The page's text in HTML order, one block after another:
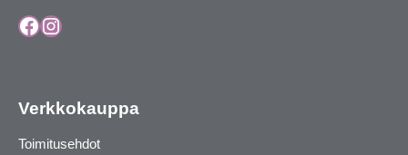
Facebook
Instagram
Verkkokauppa
Toimitusehdot